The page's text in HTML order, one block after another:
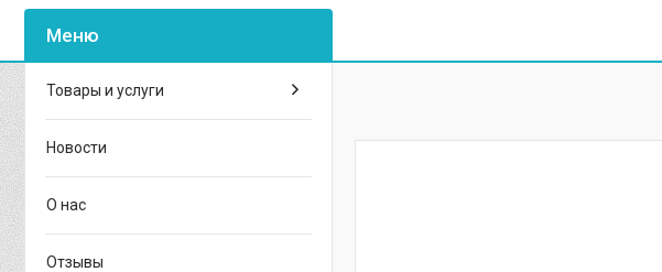
Товары и услуги
Новости
О нас
Отзывы